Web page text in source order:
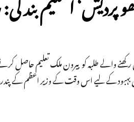
والے طلبہ کو بیرون ملک تعلیم حاصل